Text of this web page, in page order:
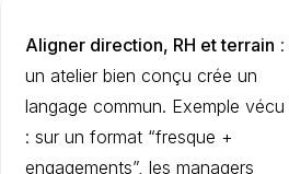
Aligner direction, RH et terrain :
un atelier bien conçu crée un
langage commun. Exemple vécu
: sur un format “fresque +
engagements”, les managers